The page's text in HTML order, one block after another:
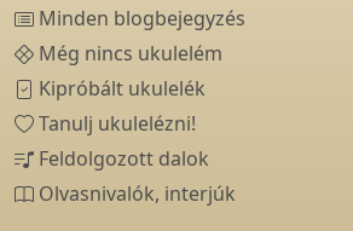
Minden blogbejegyzés
Még nincs ukulelém
Kipróbált ukulelék
Tanulj ukulelézni!
Feldolgozott dalok
Olvasnivalók, interjúk